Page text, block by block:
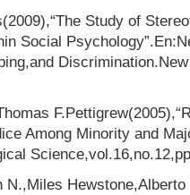
Study of
Social
Among Minority and
N.,Miles